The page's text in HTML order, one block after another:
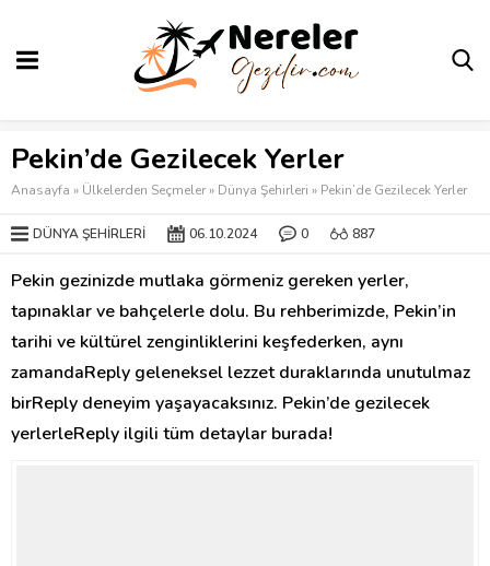
Pekin’de Gezilecek Yerler
Anasayfa » Ülkelerden Seçmeler» Dünya Şehirleri » Pekin’de Gezilecek Yerler
DÜNYA ŞEHIRLERI 06.10.2024 0 887
Pekin gezinizde mutlaka görmeniz gereken yerler,
tapınaklar ve bahçelerle dolu. Bu rehberimizde, Pekin’in
tarihi ve kültürel zenginliklerini keşfederken, aynı
zamandaReply geleneksel lezzet duraklarında unutulmaz
birReply deneyim yaşayacaksınız. Pekin’de gezilecek
yerlerleReply ilgili tüm detaylar burada!